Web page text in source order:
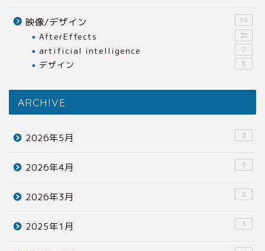
映像/デザイン 54
AfterEffects 28
artificial intelligence 2
デザイン 5
ARCHIVE
2026年5月 2
2026年4月 3
2026年3月 2
2025年1月 3